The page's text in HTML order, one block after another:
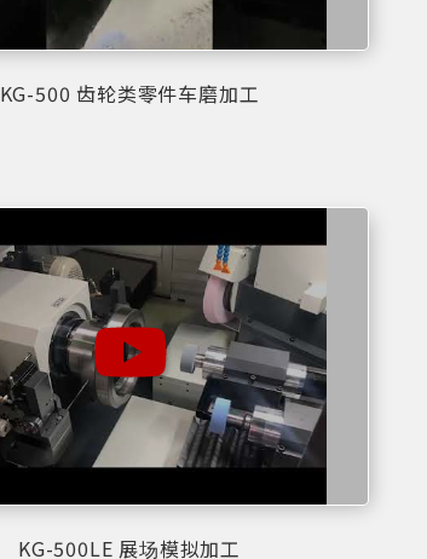
KG-500 齿轮类零件车磨加工
KG-500LE 展场模拟加工